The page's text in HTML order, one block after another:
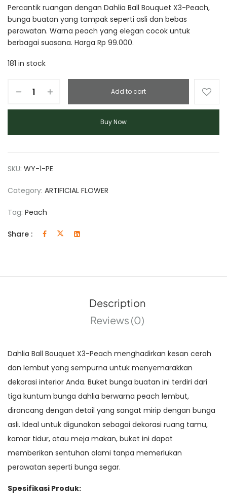
Percantik ruangan dengan Dahlia Ball Bouquet X3-Peach,
bunga buatan yang tampak seperti asli dan bebas
perawatan. Warna peach yang elegan cocok untuk
berbagai suasana. Harga Rp 99.000.
181 in stock
Add to cart
Buy Now
SKU: WY-1-PE
Category: ARTIFICIAL FLOWER
Tag: Peach
Share :
Description
Reviews (0)
Dahlia Ball Bouquet X3-Peach menghadirkan kesan cerah
dan lembut yang sempurna untuk menyemarakkan
dekorasi interior Anda. Buket bunga buatan ini terdiri dari
tiga kuntum bunga dahlia berwarna peach lembut,
dirancang dengan detail yang sangat mirip dengan bunga
asli. Ideal untuk digunakan sebagai dekorasi ruang tamu,
kamar tidur, atau meja makan, buket ini dapat
memberikan sentuhan alami tanpa memerlukan
perawatan seperti bunga segar.
Spesifikasi Produk: